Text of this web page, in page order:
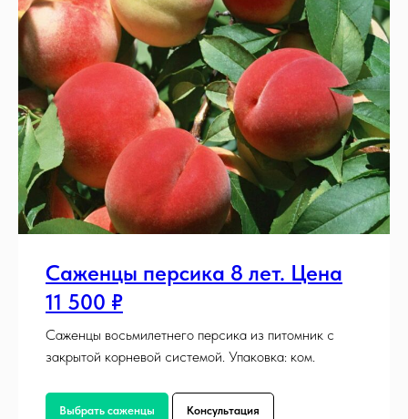
Саженцы персика 8 лет. Цена
11 500 ₽
Саженцы восьмилетнего персика из питомник с
закрытой корневой системой. Упаковка: ком.
Выбрать саженцы Консультация